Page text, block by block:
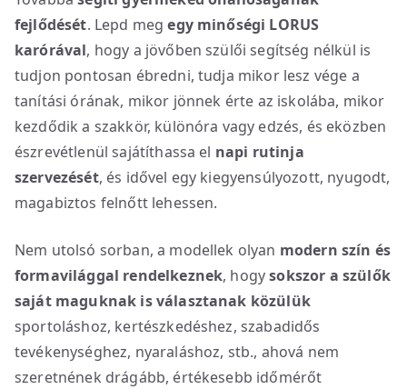
fejlődését. Lepd megegy minőségi LORUS
karórával, hogy a jövőben szülői segítség nélkül is
tudjon pontosan ébredni, tudja mikor lesz vége a
tanítási órának, mikor jönnek érte az iskolába, mikor
kezdődik a szakkör, különóra vagy edzés, és eközben
észrevétlenül sajátíthassa el napi rutinja
szervezését, és idővel egy kiegyensúlyozott, nyugodt,
magabiztos felnőtt lehessen.
Nem utolsó sorban, a modellek olyan modern szín és
formavilággal rendelkeznek, hogysokszor a szülők
saját maguknak is választanak közülük
sportoláshoz, kertészkedéshez, szabadidős
tevékenységhez, nyaraláshoz, stb., ahová nem
szeretnének drágább, értékesebb időmérőt